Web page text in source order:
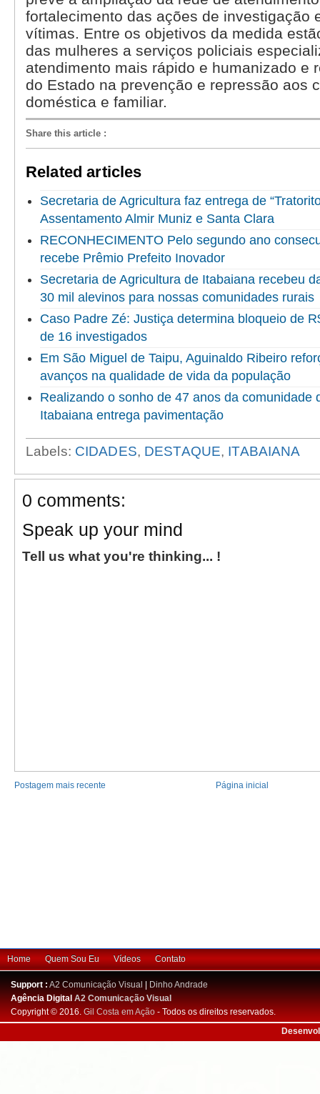
fortalecimento das ações de investigação
vítimas. Entre os objetivos da medida
das mulheres a serviços policiais
atendimento mais rápido e humanizado e
do Estado na prevenção e repressão aos
doméstica e familiar.
Share this article :
Related articles
Secretaria de Agricultura faz entrega de
Assentamento Almir Muniz e Santa Clara
RECONHECIMENTO Pelo segundo ano
recebe Prêmio Prefeito Inovador
Secretaria de Agricultura de Itabaiana recebeu
30 mil alevinos para nossas comunidades rurais
Caso Padre Zé: Justiça determina bloqueio de
de 16 investigados
Em São Miguel de Taipu, Aguinaldo Ribeiro
avanços na qualidade de vida da população
Realizando o sonho de 47 anos da comunidade
Itabaiana entrega pavimentação
Labels: CIDADES, DESTAQUE, ITABAIANA
0 comments:
Speak up your mind
Tell us what you're thinking... !
Postagem mais recente Página inicial
Home Quem Sou Eu Vídeos Contato
Support : A2 Comunicação Visual
Dinho Andrade
Agência DigitalA2 Comunicação Visual
Copyright © 2016. Gil Costa em Ação - Todos os direitos reservados.